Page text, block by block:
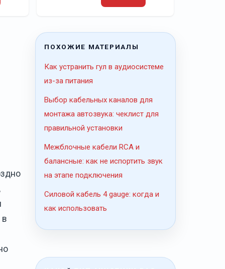
в
ПОХОЖИЕ МАТЕРИАЛЫ
Как устранить гул в аудиосистеме
из-за питания
Выбор кабельных каналов для
монтажа автозвука: чеклист для
правильной установки
Межблочные кабели RCA и
балансные: как не испортить звук
на этапе подключения
Силовой кабель 4 gauge: когда и
как использовать